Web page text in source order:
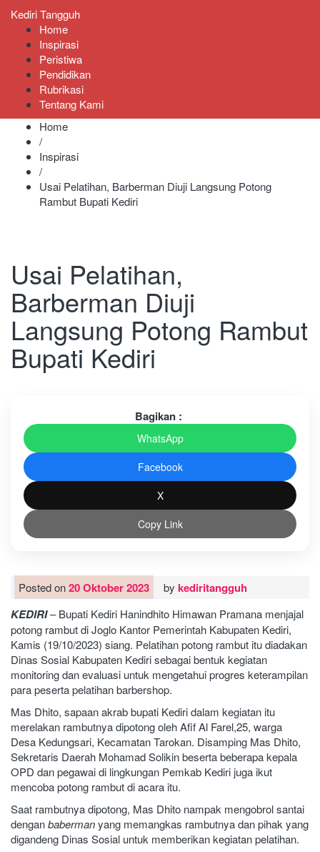
Kediri Tangguh
Home
Inspirasi
Peristiwa
Pendidikan
Rubrikasi
Tentang Kami
Home
/
Inspirasi
/
Usai Pelatihan, Barberman Diuji Langsung Potong
Rambut Bupati Kediri
Usai Pelatihan,
Barberman Diuji
Langsung Potong Rambut
Bupati Kediri
Bagikan :
WhatsApp
Facebook
X
Copy Link
Posted on20 Oktober 2023 by kediritangguh
KEDIRI– Bupati Kediri Hanindhito Himawan Pramana menjajal
potong rambut di Joglo Kantor Pemerintah Kabupaten Kediri,
Kamis (19/10/2023) siang. Pelatihan potong rambut itu diadakan
Dinas Sosial Kabupaten Kediri sebagai bentuk kegiatan
monitoring dan evaluasi untuk mengetahui progres keterampilan
para peserta pelatihan barbershop.
Mas Dhito, sapaan akrab bupati Kediri dalam kegiatan itu
merelakan rambutnya dipotong oleh Afif Al Farel,25, warga
Desa Kedungsari, Kecamatan Tarokan. Disamping Mas Dhito,
Sekretaris Daerah Mohamad Solikin beserta beberapa kepala
OPD dan pegawai di lingkungan Pemkab Kediri juga ikut
mencoba potong rambut di acara itu.
Saat rambutnya dipotong, Mas Dhito nampak mengobrol santai
denganbabermanyang memangkas rambutnya dan pihak yang
digandeng Dinas Sosial untuk memberikan kegiatan pelatihan.